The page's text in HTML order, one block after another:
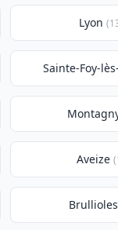
Lyon
Sainte-Foy-
Aveize
Brullioles